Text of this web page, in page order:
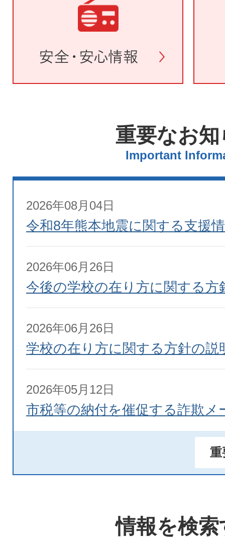
重要なお
Important
2026年08月04日
令和8年熊本地震に関する支援
2026年06月26日
今後の学校の在り方に関する方
2026年06月26日
学校の在り方に関する方針の説
2026年05月12日
市税等の納付を催促する詐欺メ
国スポリハーサル大会期間中
重
情報を検索